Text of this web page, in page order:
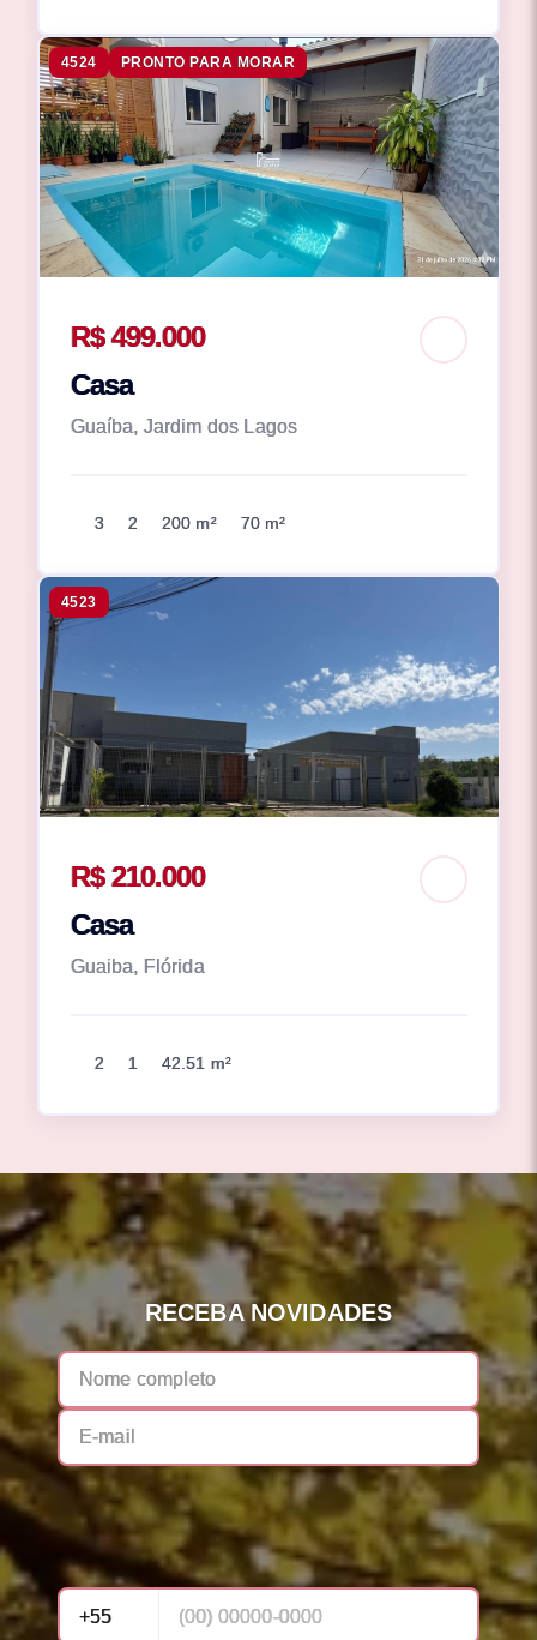
4524 PRONTO PARA MORAR
R$ 499.000
Casa
Guaíba, Jardim dos Lagos
3 2 200 m² 70 m²
4523
R$ 210.000
Casa
Guaiba, Flórida
2 1 42.51 m²
RECEBA NOVIDADES